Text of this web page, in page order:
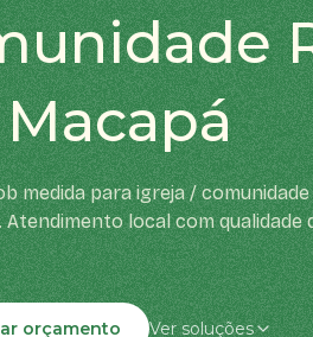
medida para igreja /
Atendimento local com qualidade
orçamento Ver soluções